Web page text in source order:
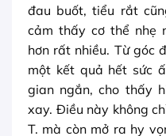
đau buốt, tiểu rắt
cảm thấy cơ thể nhẹ
hơn rất nhiều. Từ góc
một kết quả hết sức
gian ngắn, cho thấy
xay. Điều này không
T. mà còn mở ra hy